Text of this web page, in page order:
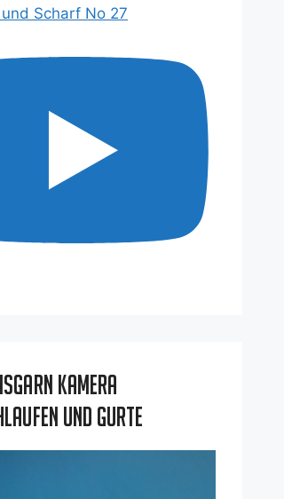
Scharf No 27
Kamera
und Gurte